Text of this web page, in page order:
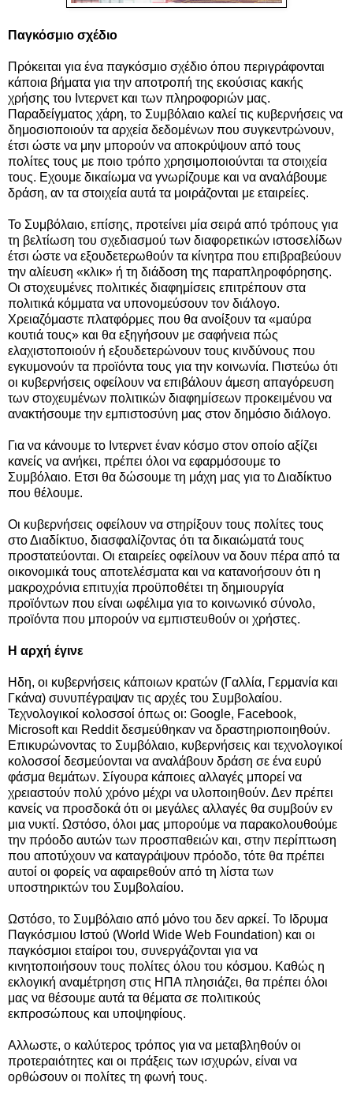
Παγκόσμιο σχέδιο
Πρόκειται για ένα παγκόσμιο σχέδιο όπου περιγράφονται
κάποια βήματα για την αποτροπή της εκούσιας κακής
χρήσης του Ιντερνετ και των πληροφοριών μας.
Παραδείγματος χάρη, το Συμβόλαιο καλεί τις κυβερνήσεις να
δημοσιοποιούν τα αρχεία δεδομένων που συγκεντρώνουν,
έτσι ώστε να μην μπορούν να αποκρύψουν από τους
πολίτες τους με ποιο τρόπο χρησιμοποιούνται τα στοιχεία
τους. Εχουμε δικαίωμα να γνωρίζουμε και να αναλάβουμε
δράση, αν τα στοιχεία αυτά τα μοιράζονται με εταιρείες.
Το Συμβόλαιο, επίσης, προτείνει μία σειρά από τρόπους για
τη βελτίωση του σχεδιασμού των διαφορετικών ιστοσελίδων
έτσι ώστε να εξουδετερωθούν τα κίνητρα που επιβραβεύουν
την αλίευση «κλικ» ή τη διάδοση της παραπληροφόρησης.
Οι στοχευμένες πολιτικές διαφημίσεις επιτρέπουν στα
πολιτικά κόμματα να υπονομεύσουν τον διάλογο.
Χρειαζόμαστε πλατφόρμες που θα ανοίξουν τα «μαύρα
κουτιά τους» και θα εξηγήσουν με σαφήνεια πώς
ελαχιστοποιούν ή εξουδετερώνουν τους κινδύνους που
εγκυμονούν τα προϊόντα τους για την κοινωνία. Πιστεύω ότι
οι κυβερνήσεις οφείλουν να επιβάλουν άμεση απαγόρευση
των στοχευμένων πολιτικών διαφημίσεων προκειμένου να
ανακτήσουμε την εμπιστοσύνη μας στον δημόσιο διάλογο.
Για να κάνουμε το Ιντερνετ έναν κόσμο στον οποίο αξίζει
κανείς να ανήκει, πρέπει όλοι να εφαρμόσουμε το
Συμβόλαιο. Ετσι θα δώσουμε τη μάχη μας για το Διαδίκτυο
που θέλουμε.
Οι κυβερνήσεις οφείλουν να στηρίξουν τους πολίτες τους
στο Διαδίκτυο, διασφαλίζοντας ότι τα δικαιώματά τους
προστατεύονται. Οι εταιρείες οφείλουν να δουν πέρα από τα
οικονομικά τους αποτελέσματα και να κατανοήσουν ότι η
μακροχρόνια επιτυχία προϋποθέτει τη δημιουργία
προϊόντων που είναι ωφέλιμα για το κοινωνικό σύνολο,
προϊόντα που μπορούν να εμπιστευθούν οι χρήστες.
Η αρχή έγινε
Ηδη, οι κυβερνήσεις κάποιων κρατών (Γαλλία, Γερμανία και
Γκάνα) συνυπέγραψαν τις αρχές του Συμβολαίου.
Τεχνολογικοί κολοσσοί όπως οι: Google, Facebook,
Microsoft και Reddit δεσμεύθηκαν να δραστηριοποιηθούν.
Επικυρώνοντας το Συμβόλαιο, κυβερνήσεις και τεχνολογικοί
κολοσσοί δεσμεύονται να αναλάβουν δράση σε ένα ευρύ
φάσμα θεμάτων. Σίγουρα κάποιες αλλαγές μπορεί να
χρειαστούν πολύ χρόνο μέχρι να υλοποιηθούν. Δεν πρέπει
κανείς να προσδοκά ότι οι μεγάλες αλλαγές θα συμβούν εν
μια νυκτί. Ωστόσο, όλοι μας μπορούμε να παρακολουθούμε
την πρόοδο αυτών των προσπαθειών και, στην περίπτωση
που αποτύχουν να καταγράψουν πρόοδο, τότε θα πρέπει
αυτοί οι φορείς να αφαιρεθούν από τη λίστα των
υποστηρικτών του Συμβολαίου.
Ωστόσο, το Συμβόλαιο από μόνο του δεν αρκεί. Το Ιδρυμα
Παγκόσμιου Ιστού (World Wide Web Foundation) και οι
παγκόσμιοι εταίροι του, συνεργάζονται για να
κινητοποιήσουν τους πολίτες όλου του κόσμου. Καθώς η
εκλογική αναμέτρηση στις ΗΠΑ πλησιάζει, θα πρέπει όλοι
μας να θέσουμε αυτά τα θέματα σε πολιτικούς
εκπροσώπους και υποψηφίους.
Αλλωστε, ο καλύτερος τρόπος για να μεταβληθούν οι
προτεραιότητες και οι πράξεις των ισχυρών, είναι να
ορθώσουν οι πολίτες τη φωνή τους.